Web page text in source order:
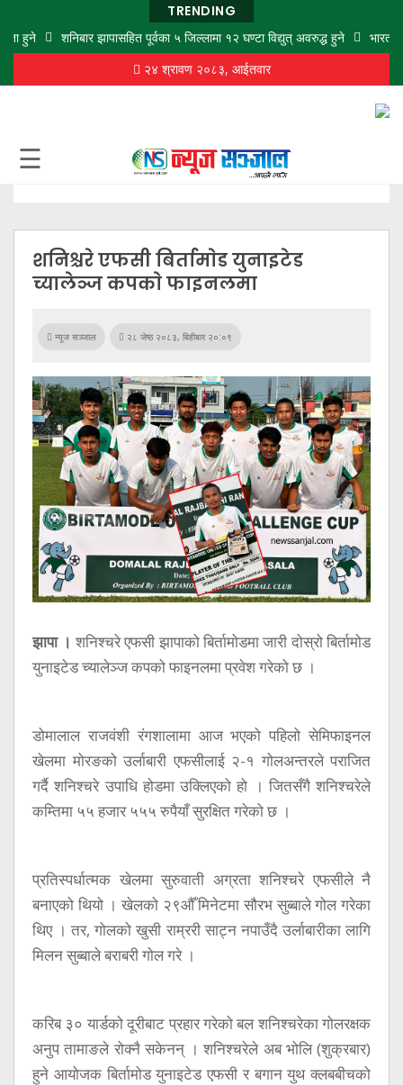
TRENDING
हुने शनिबार झापासहित पूर्वका ५ जिल्लामा १२ घण्टा विद्युत् अवरुद्ध हुने
भारतबाट
२४ श्रावण २०८३, आईतवार
☰
शनिश्चरे एफसी बिर्तामाेड युनाइटेड
च्यालेञ्ज कपकाे फाइनलमा
न्यूज सञ्जाल २८ जेष्ठ २०८३, बिहीबार २०:०९
झापा । शनिश्चरे एफसी झापाको बिर्तामोडमा जारी दोस्रो बिर्तामोड
युनाइटेड च्यालेञ्ज कपको फाइनलमा प्रवेश गरेको छ ।
डोमालाल राजवंशी रंगशालामा आज भएको पहिलो सेमिफाइनल
खेलमा मोरङको उर्लाबारी एफसीलाई २-१ गोलअन्तरले पराजित
गर्दै शनिश्चरे उपाधि होडमा उक्लिएको हो । जितसँगै शनिश्चरेले
कम्तिमा ५५ हजार ५५५ रुपैयाँ सुरक्षित गरेको छ ।
प्रतिस्पर्धात्मक खेलमा सुरुवाती अग्रता शनिश्चरे एफसीले नै
बनाएको थियो । खेलको २९औँ मिनेटमा सौरभ सुब्बाले गोल गरेका
थिए । तर, गोलको खुसी राम्ररी साट्न नपाउँदै उर्लाबारीका लागि
मिलन सुब्बाले बराबरी गोल गरे ।
करिब ३० यार्डको दूरीबाट प्रहार गरेको बल शनिश्चरेका गोलरक्षक
अनुप तामाङले रोक्नै सकेनन् । शनिश्चरेले अब भोलि (शुक्रबार)
हुने आयोजक बिर्तामोड युनाइटेड एफसी र बगान युथ क्लबबीचको
विचार
बजार
कला
खेलकुद
सूचना
प्रविधि
अन्तर्वार्ता
अन्तर्राष्ट्रिय
स्वास्थ्य
विज्ञापन